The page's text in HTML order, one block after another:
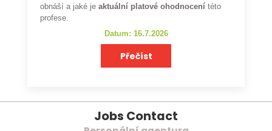
obnáší a jaké je aktuální platové ohodnocení této
profese.
Datum: 16.7.2026
Přečíst
Jobs Contact